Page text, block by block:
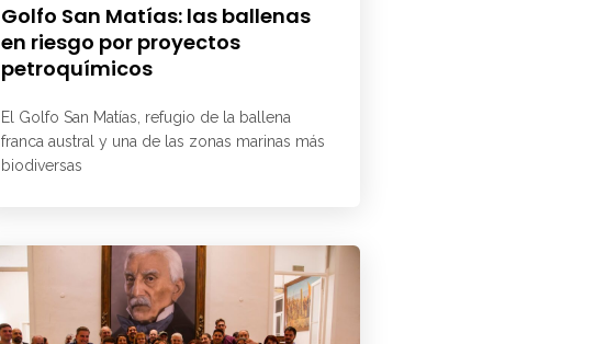
Golfo San Matías: las ballenas
en riesgo por proyectos
petroquímicos
El Golfo San Matías, refugio de la ballena
franca austral y una de las zonas marinas más
biodiversas